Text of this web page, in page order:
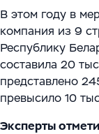
Системы
Системы
для
комплексов
Решения для
Блог
Мероприятия
Работа
Юридическая
В этом году в
компания из 9
Республику
составила 20
представлено
превысило 10
Эксперты